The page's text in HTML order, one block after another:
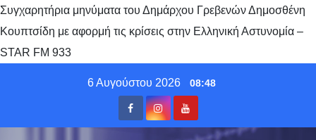
Συγχαρητήρια μηνύματα του Δημάρχου Γρεβενών Δημοσθένη
Κουπτσίδη με αφορμή τις κρίσεις στην Ελληνική Αστυνομία –
STAR FM 933
6 Αυγούστου 2026 08:48